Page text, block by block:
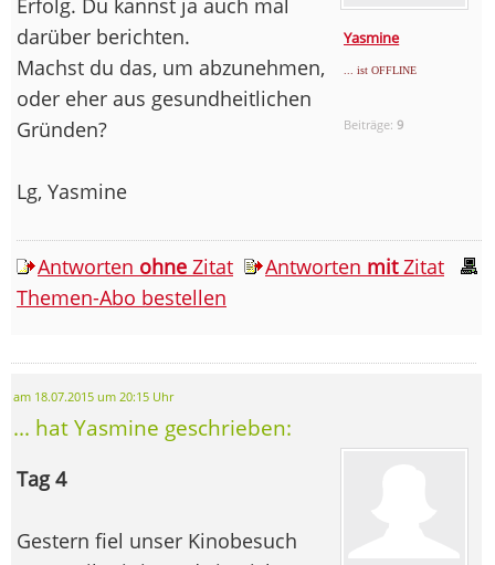
Yasmine
... ist OFFLINE
Beiträge:9
Erfolg. Du kannst ja auch mal
darüber berichten.
Machst du das, um abzunehmen,
oder eher aus gesundheitlichen
Gründen?
Lg, Yasmine
Antworten ohne Zitat Antworten mitZitat
Themen-Abo bestellen
am 18.07.2015 um 20:15 Uhr
... hat Yasmine geschrieben:
Tag 4
Gestern fiel unser Kinobesuch